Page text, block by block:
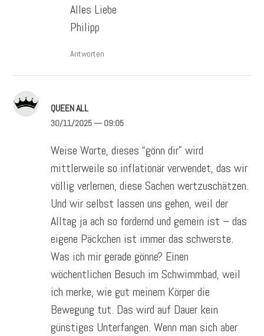
Alles Liebe
Philipp
Antworten
QUEEN ALL
30/11/2025— 09:05
Weise Worte, dieses “gönn dir” wird
mittlerweile so inflationär verwendet, das wir
völlig verlernen, diese Sachen wertzuschätzen.
Und wir selbst lassen uns gehen, weil der
Alltag ja ach so fordernd und gemein ist – das
eigene Päckchen ist immer das schwerste.
Was ich mir gerade gönne? Einen
wöchentlichen Besuch im Schwimmbad, weil
ich merke, wie gut meinem Körper die
Bewegung tut. Das wird auf Dauer kein
günstiges Unterfangen. Wenn man sich aber